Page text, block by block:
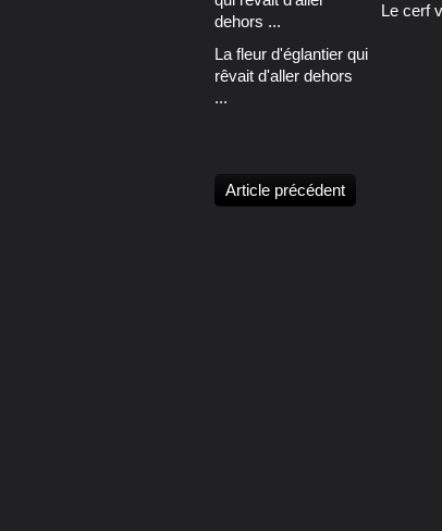
La fleur d'églantier qui
rêvait d'aller dehors
...
Le cerf
Article précédent